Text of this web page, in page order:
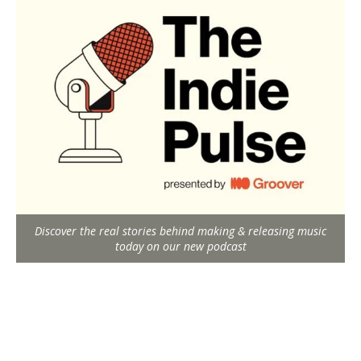
Discover the real stories behind making & releasing music
today on our new podcast